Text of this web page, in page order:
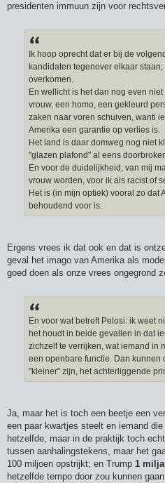
presidenten immuun zijn voor
Ik hoop oprecht dat er bij de
kandidaten tegenover elkaar
overkomen.
En wellicht is het dan nog even
vrouw, een homo, een gekleurd
zaken naar voren schuiven, wanti
Amerika een garantie op verlies is.
Het land is daar domweg nog niet
"glazen plafond" al eens
En voor de duidelijkheid, van mij
vrouw worden, voor ik als racist of
Het is (in mijn optiek) vooral zo dat
behoudend voor is.
Ergens vrees ik dat ook en dat is
geval het imago van Amerika als
goed doen als onze vrees ongegrond
En voor wat betreft Pelosi: ik weet
het houdt in beide gevallen in dat
zichzelf te verrijken, wat iemand in
een openbare functie. Dan kunnen
"kleiner" zijn, het achterliggende
Ja, maar het is toch een beetje een
een paar kwartjes steelt en iemand
hetzelfde, maar in de praktijk toch
tussen aanhalingstekens, maar het
100 miljoen opstrijkt; en Trump 1
hetzelfde tempo door zou kunnen